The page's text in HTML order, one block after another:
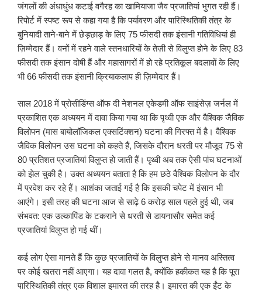
जंगलों की अंधाधुंध कटाई वगैरह का खामियाजा जैव प्रजातियां भुगत रही हैं।
रिपोर्ट में स्पष्ट रूप से कहा गया है कि पर्यावरण और पारिस्थितिकी तंत्र के
बुनियादी ताने-बाने में छेड़छाड़ के लिए 75 फीसदी तक इंसानी गतिविधियां ही
ज़िम्मेदार हैं। वनों में रहने वाले स्तनधारियों के तेज़ी से विलुप्त होने के लिए 83
फीसदी तक इंसान दोषी हैं और महासागरों में हो रहे प्रतिकूल बदलावों के लिए
भी 66 फीसदी तक इंसानी क्रियाकलाप ही ज़िम्मेदार हैं।
साल 2018 में प्रोसीडिंग्स ऑफ दी नेशनल एकेडमी ऑफ साइंसेज़ जर्नल में
प्रकाशित एक अध्ययन में दावा किया गया था कि पृथ्वी एक और वैश्विक जैविक
विलोपन (मास बायोलॉजिकल एक्सटिंक्शन) घटना की गिरफ्त में है। वैश्विक
जैविक विलोपन उस घटना को कहते हैं, जिसके दौरान धरती पर मौजूद 75 से
80 प्रतिशत प्रजातियां विलुप्त हो जाती हैं। पृथ्वी अब तक ऐसी पांच घटनाओं
को झेल चुकी है। उक्त अध्ययन बताता है कि हम छठे वैश्विक विलोपन के दौर
में प्रवेश कर रहे हैं। आशंका जताई गई है कि इसकी चपेट में इंसान भी
आएंगे। इसी तरह की घटना आज से साढ़े 6 करोड़ साल पहले हुई थी, जब
संभवत: एक उल्कापिंड के टकराने से धरती से डायनासौर समेत कई
प्रजातियां विलुप्त हो गई थीं।
कई लोग ऐसा मानते हैं कि कुछ प्रजातियों के विलुप्त होने से मानव अस्तित्व
पर कोई खतरा नहीं आएगा। यह दावा गलत है, क्योंकि हकीकत यह है कि पूरा
पारिस्थितिकी तंत्र एक विशाल इमारत की तरह है। इमारत की एक ईंट के